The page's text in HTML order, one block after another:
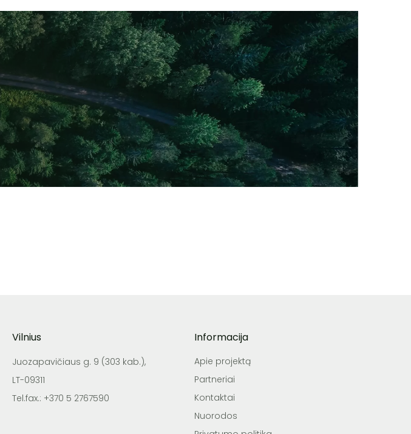
Vilnius
Juozapavičiaus g. 9 (303 kab.),
LT-09311
Tel.fax.: +370 5 2767590
Informacija
Apie projektą
Partneriai
Kontaktai
Nuorodos